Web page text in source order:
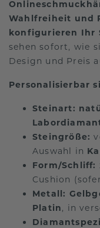
Wahlfreiheit und
konfigurieren Ihr
sehen sofort, wie
Design und Preis
Personalisierbar
Steinart:
Steingröße:
Auswahl in
Form/Schliff:
Cushion
Metall:
Platin, in